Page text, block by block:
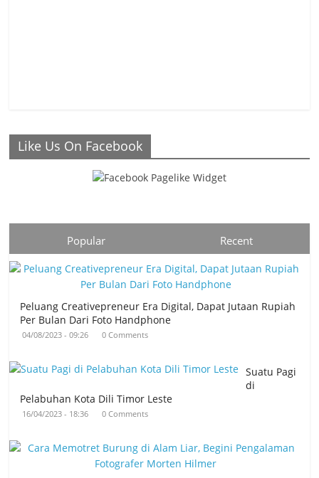
Like Us On Facebook
Popular Recent
Peluang Creativepreneur Era Digital, Dapat Jutaan Rupiah
Per Bulan Dari Foto Handphone
04/08/2023 - 09:26 0 Comments
Suatu Pagi
di
Pelabuhan Kota Dili Timor Leste
16/04/2023 - 18:36 0 Comments